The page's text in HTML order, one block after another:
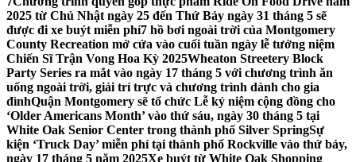
2025 từ Chủ Nhật ngày 25 đến Thứ Bảy ngày 31 tháng 5 sẽ
được đi xe buýt miễn phí7 hồ bơi ngoài trời của Montgomery
County Recreation mở cửa vào cuối tuần ngày lễ tưởng niệm
Chiến Sĩ Trận Vong Hoa Kỳ 2025Wheaton Streetery Block
Party Series ra mắt vào ngày 17 tháng 5 với chương trình ăn
uống ngoài trời, giải trí trực và chương trình dành cho gia
đìnhQuận Montgomery sẽ tổ chức Lễ kỷ niệm cộng đồng cho
‘Older Americans Month’ vào thứ sáu, ngày 30 tháng 5 tại
White Oak Senior Center trong thành phố Silver SpringSự
kiện ‘Truck Day’ miễn phí tại thành phố Rockville vào thứ bảy,
ngày 17 tháng 5 năm 2025Xe buýt từ White Oak Shopping